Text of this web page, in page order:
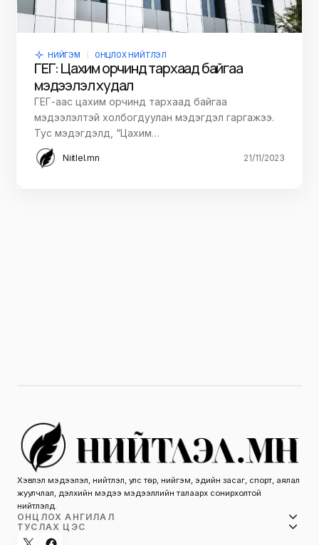
НИЙГЭМ ОНЦЛОХ НИЙТЛЭЛ
ГЕГ: Цахим орчинд тархаад байгаа
мэдээлэл худал
ГЕГ-аас цахим орчинд тархаад байгаа
мэдээлэлтэй холбогдуулан мэдэгдэл гаргажээ.
Тус мэдэгдэлд, “Цахим…
Niitlel.mn 21/11/2023
Хэвлэл мэдээлэл, нийтлэл, улс төр, нийгэм, эдийн засаг, спорт, аялал
жуулчлал, дэлхийн мэдээ мэдээллийн талаарх сонирхолтой
нийтлэлүүд.
ОНЦЛОХ АНГИЛАЛ
ТУСЛАХ ЦЭС